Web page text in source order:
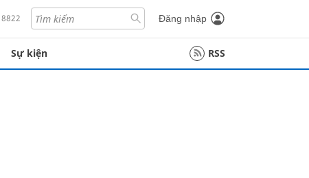
Đăng nhập
Sự kiện RSS